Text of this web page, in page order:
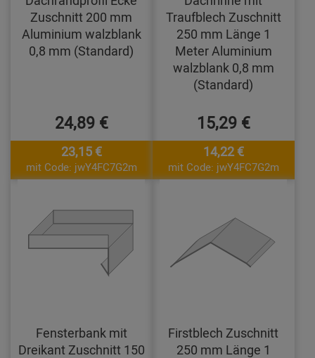
Zuschnitt 200 mm
Aluminium walzblank
0,8 mm (Standard)
24,89 €
23,15 €
mit Code: jwY4FC7G2m
Traufblech Zuschnitt
250 mm Länge 1
Meter Aluminium
walzblank 0,8 mm
(Standard)
15,29 €
14,22 €
mit Code: jwY4FC7G2m
Fensterbank mit
Dreikant Zuschnitt 150
Firstblech Zuschnitt
250 mm Länge 1